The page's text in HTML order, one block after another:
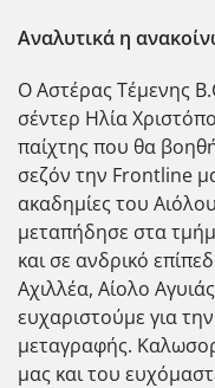
Αναλυτικά η
Ο Αστέρας Τέμενης
σέντερ Ηλία
παίχτης που θα
σεζόν την Frontline
ακαδημίες του
μεταπήδησε στα
και σε ανδρικό
Αχιλλέα, Αίολο
ευχαριστούμε για
μεταγραφής.
μας και του